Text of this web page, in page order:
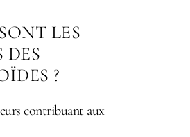
LES
DES
?
contribuant aux